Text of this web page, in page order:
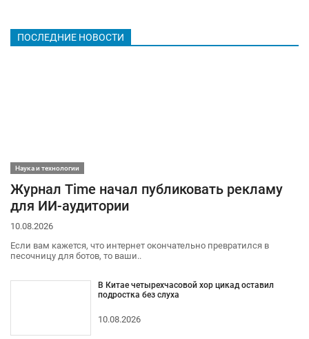
ПОСЛЕДНИЕ НОВОСТИ
Наука и технологии
Журнал Time начал публиковать рекламу
для ИИ-аудитории
10.08.2026
Если вам кажется, что интернет окончательно превратился в
песочницу для ботов, то ваши..
В Китае четырехчасовой хор цикад оставил
подростка без слуха
10.08.2026